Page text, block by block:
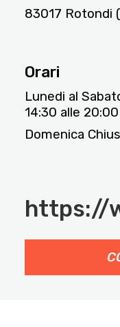
83017 Rotondi
Orari
Lunedi al
14:30 alle 20:00
Domenica
https://